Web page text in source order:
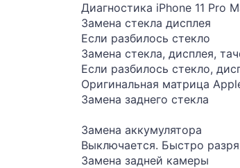
Диагностика iPhone 11 Pro
Замена стекла дисплея
Если разбилось стекло
Замена стекла, дисплея,
Если разбилось стекло,
Оригинальная матрица
Замена заднего стекла
Замена аккумулятора
Выключается. Быстро
Замена задней камеры